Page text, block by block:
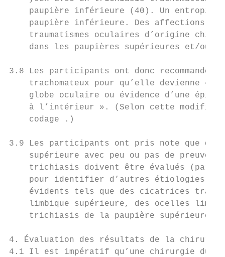
paupière inférieure (40). Un
paupière inférieure. Des affections
traumatismes oculaires d’origine
dans les paupières supérieures et/ou
3.8 Les participants ont donc
trachomateux pour qu’elle devienne «
globe oculaire ou évidence d’une
à l’intérieur ». (Selon cette
    codage .)
3.9 Les participants ont pris note que
supérieure avec peu ou pas de preuve
trichiasis doivent être évalués (par
pour identifier d’autres étiologies.
évidents tels que des cicatrices
limbique supérieure, des ocelles
trichiasis de la paupière supérieure
4. Évaluation des résultats de la
4.1 Il est impératif qu’une chirurgie du